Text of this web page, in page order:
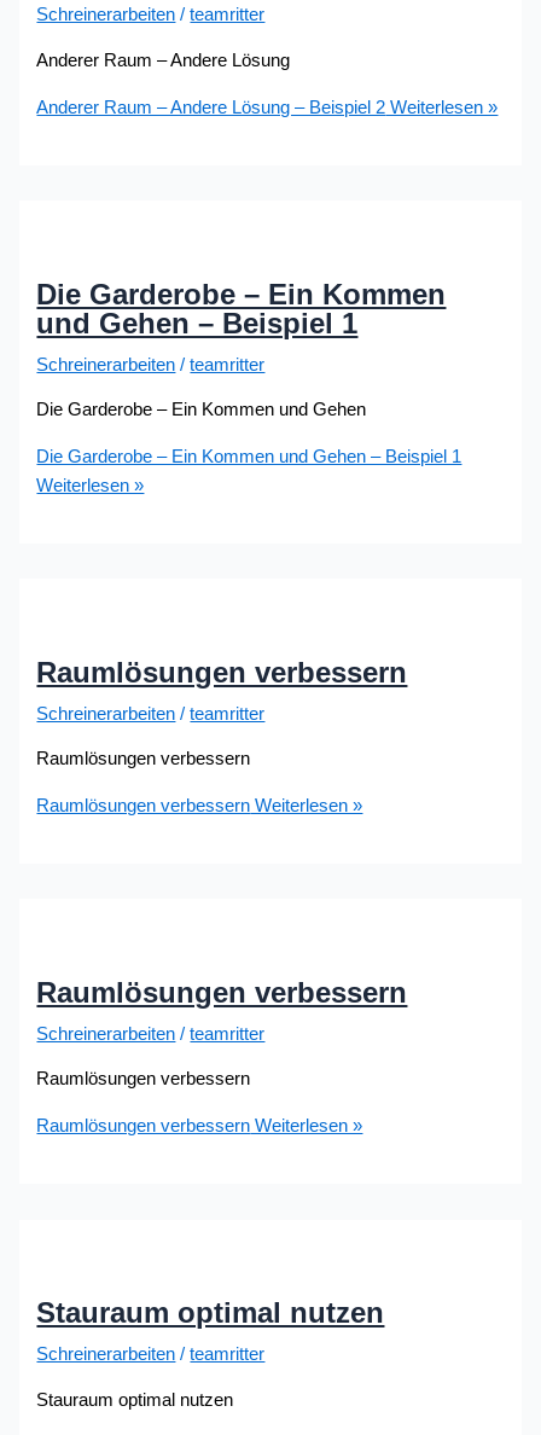
Schreinerarbeiten /teamritter
Anderer Raum – Andere Lösung
Anderer Raum – Andere Lösung – Beispiel 2 Weiterlesen »
Die Garderobe – Ein Kommen
und Gehen – Beispiel 1
Schreinerarbeiten /teamritter
Die Garderobe – Ein Kommen und Gehen
Die Garderobe – Ein Kommen und Gehen – Beispiel 1
Weiterlesen »
Raumlösungen verbessern
Schreinerarbeiten /teamritter
Raumlösungen verbessern
Raumlösungen verbessern Weiterlesen »
Raumlösungen verbessern
Schreinerarbeiten /teamritter
Raumlösungen verbessern
Raumlösungen verbessern Weiterlesen »
Stauraum optimal nutzen
Schreinerarbeiten /teamritter
Stauraum optimal nutzen